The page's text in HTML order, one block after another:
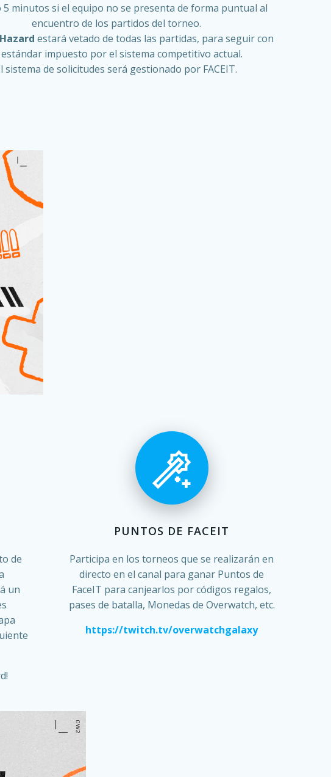
5 minutos si el equipo no se presenta de forma puntual al
encuentro de los partidos del torneo.
Hazard estará vetado de todas las partidas, para seguir con
impuesto por el sistema competitivo actual.
sistema de solicitudes será gestionado por FACEIT.
de
un
PUNTOS DE FACEIT
Participa en los torneos que se realizarán en
directo en el canal para ganar Puntos de
FaceIT para canjearlos por códigos regalos,
pases de batalla, Monedas de Overwatch, etc.
https://twitch.tv/overwatchgalaxy